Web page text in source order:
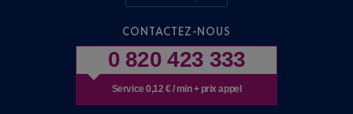
CONTACTEZ-NOUS
0 820 423 333
Service 0,12 € / min + prix appel